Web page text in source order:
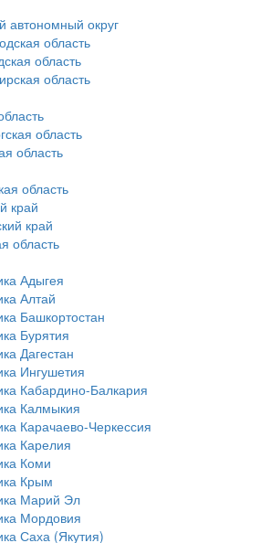
автономный округ
область
область
область
область
область
область
край
край
область
Адыгея
Алтай
Башкортостан
Бурятия
Дагестан
Ингушетия
Кабардино-Балкария
Калмыкия
Карачаево-Черкессия
Карелия
Коми
Крым
Марий Эл
Мордовия
Саха (Якутия)